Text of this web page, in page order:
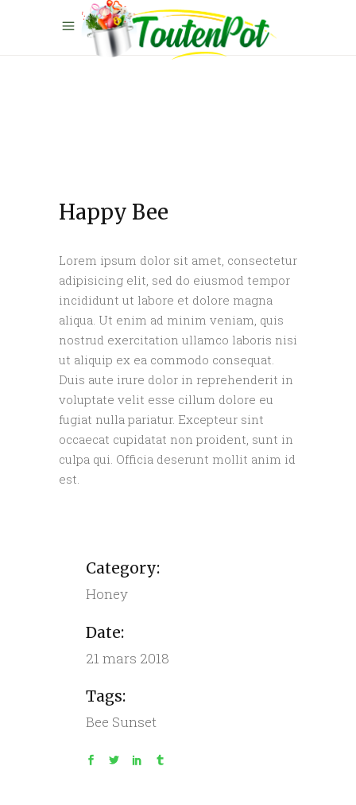
Happy Bee
Lorem ipsum dolor sit amet, consectetur
adipisicing elit, sed do eiusmod tempor
incididunt ut labore et dolore magna
aliqua. Ut enim ad minim veniam, quis
nostrud exercitation ullamco laboris nisi
ut aliquip ex ea commodo consequat.
Duis aute irure dolor in reprehenderit in
voluptate velit esse cillum dolore eu
fugiat nulla pariatur. Excepteur sint
occaecat cupidatat non proident, sunt in
culpa qui. Officia deserunt mollit anim id
est.
Category:
Honey
Date:
21 mars 2018
Tags:
Bee Sunset